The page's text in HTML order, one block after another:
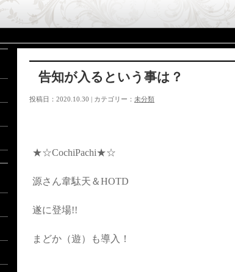
告知が入るという事は？
投稿日：2020.10.30 | カテゴリー： 未分類
★☆CochiPachi★☆
源さん韋駄天＆HOTD
遂に登場!!
まどか（遊）も導入！